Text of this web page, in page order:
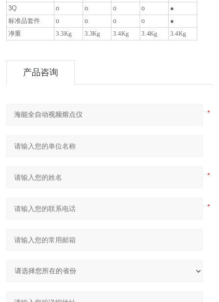
3Q
o o o o ●
标准品套件 o o o o ●
净重 3.3Kg 3.3Kg 3.4Kg 3.4Kg 3.4Kg
产品咨询